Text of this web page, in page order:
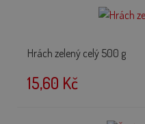
Hrách zelený celý 500 g
15,60 Kč